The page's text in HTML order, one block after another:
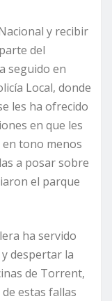
y recibir
del
seguido en
Local, donde
les ha ofrecido
en que les
tono menos
a posar sobre
el parque
ha servido
despertar la
de Torrent,
estas fallas